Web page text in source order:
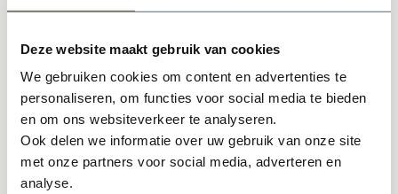
Deze website maakt gebruik van cookies
We gebruiken cookies om content en advertenties te
personaliseren, om functies voor social media te bieden
en om ons websiteverkeer te analyseren.
Ook delen we informatie over uw gebruik van onze site
met onze partners voor social media, adverteren en
analyse.
Tijdloos
In meerdere kleuren en varianten leverbaar
Sfeervol en karakteristieke uitstraling
Onderhoudsvriendelijk materiaal
Specificaties